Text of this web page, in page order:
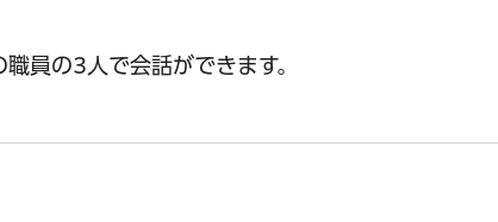
員の3人で会話ができます。